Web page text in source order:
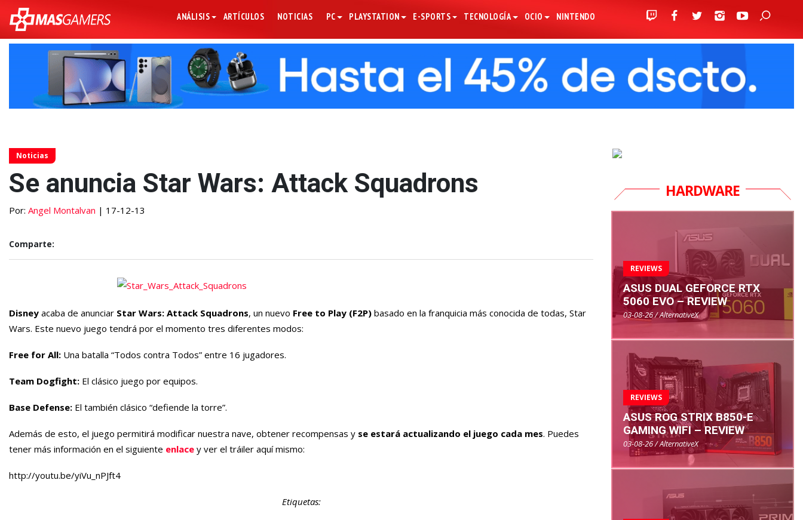
ANÁLISIS ARTÍCULOS NOTICIAS PC PLAYSTATION E-SPORTS TECNOLOGÍA OCIO NINTENDO
Noticias
Se anuncia Star Wars: Attack Squadrons
Por: Angel Montalvan | 17-12-13
Comparte:
Disney acaba de anunciar Star Wars: Attack Squadrons, un nuevo Free to Play (F2P) basado en la franquicia más conocida de todas, Star
Wars. Este nuevo juego tendrá por el momento tres diferentes modos:
Free for All: Una batalla “Todos contra Todos” entre 16 jugadores.
Team Dogfight: El clásico juego por equipos.
Base Defense: El también clásico “defiende la torre”.
Además de esto, el juego permitirá modificar nuestra nave, obtener recompensas y se estará actualizando el juego cada mes. Puedes
tener más información en el siguiente enlace y ver el tráiler aquí mismo:
http://youtu.be/yiVu_nPJft4
Etiquetas:
HARDWARE
REVIEWS
ASUS DUAL GEFORCE RTX
5060 EVO – REVIEW
03-08-26 / AlternativeX
REVIEWS
ASUS ROG STRIX B850-E
GAMING WIFI – REVIEW
03-08-26 / AlternativeX